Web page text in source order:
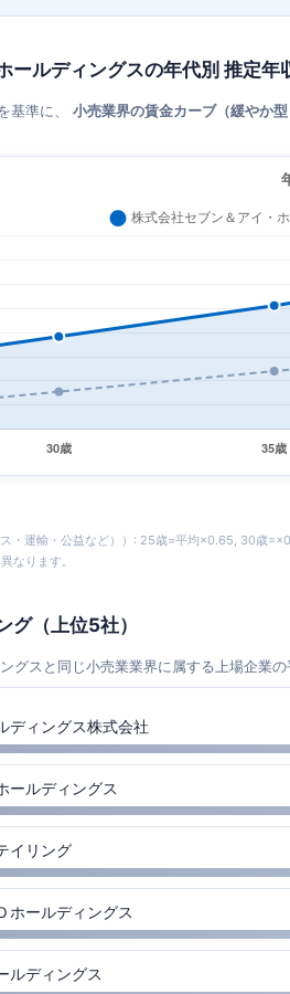
ールディングスの年代別 推定年
基準に、 小売業界の賃金カーブ（緩やか
・運輸・公益など））: 25歳=平均×0.65, 30歳
なります。
グ（上位5社）
グスと同じ小売業業界に属する上場企業の
ディングス株式会社
ールディングス
イリング
ホールディングス
ルディングス